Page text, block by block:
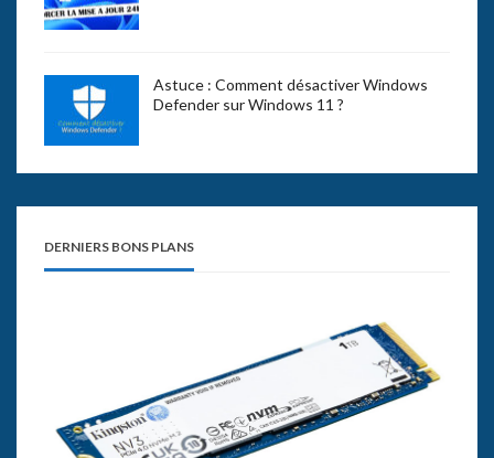
Astuce : Comment désactiver Windows
Defender sur Windows 11 ?
DERNIERS BONS PLANS